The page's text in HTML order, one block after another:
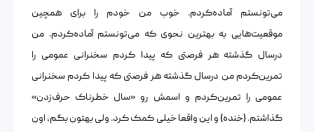
می‌تونستم آماده‌کردم. خوب من خودم را برای همچین
موقعیت‌هایی به بهترین نحوی که می‌تونستم آماده‌کردم. من
درسال گذشته هر فرصتی که پیدا کردم سخنرانی عمومی را
تمرین‌کردم من درسال گذشته هر فرصتی که پیدا کردم سخنرانی
عمومی را تمرین‌کردم و اسمش رو «سال خطرناک حرف‌زدن»‌
گذاشتم. (خنده) و این واقعا خیلی کمک کرد. ولی بهتون بگم، اون